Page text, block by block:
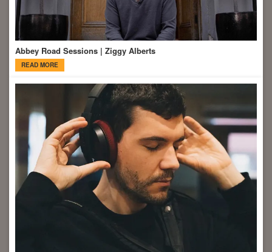
Abbey Road Sessions | Ziggy Alberts
READ MORE